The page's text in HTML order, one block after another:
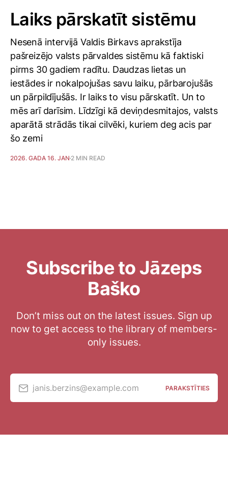
Laiks pārskatīt sistēmu
Nesenā intervijā Valdis Birkavs aprakstīja
pašreizējo valsts pārvaldes sistēmu kā faktiski
pirms 30 gadiem radītu. Daudzas lietas un
iestādes ir nokalpojušas savu laiku, pārbarojušās
un pārpildījušās. Ir laiks to visu pārskatīt. Un to
mēs arī darīsim. Līdzīgi kā deviņdesmitajos, valsts
aparātā strādās tikai cilvēki, kuriem deg acis par
šo zemi
2026. GADA 16. JAN 2 MIN READ
Subscribe to Jāzeps
Baško
Don’t miss out on the latest issues. Sign up
now to get access to the library of members-
only issues.
janis.berzins@example.com PARAKSTĪTIES